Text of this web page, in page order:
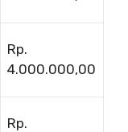
Rp.
4.000.000,00
Rp.